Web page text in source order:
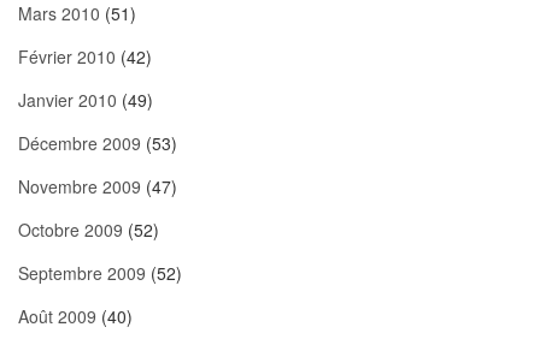
Mars 2010 (51)
Février 2010 (42)
Janvier 2010 (49)
Décembre 2009 (53)
Novembre 2009 (47)
Octobre 2009 (52)
Septembre 2009 (52)
Août 2009 (40)